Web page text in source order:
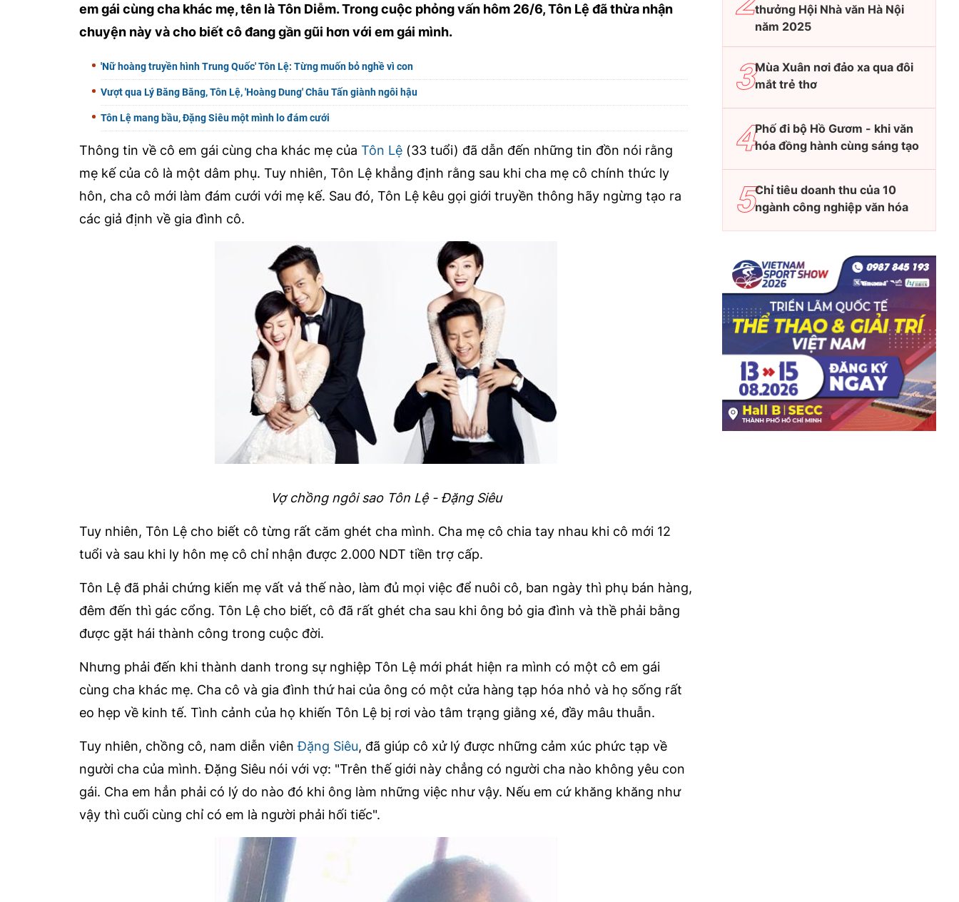
em gái cùng cha khác mẹ, tên là Tôn Diễm. Trong cuộc phỏng vấn hôm 26/6, Tôn Lệ đã thừa nhận
chuyện này và cho biết cô đang gần gũi hơn với em gái mình.
'Nữ hoàng truyền hình Trung Quốc' Tôn Lệ: Từng muốn bỏ nghề vì con
Vượt qua Lý Băng Băng, Tôn Lệ, 'Hoàng Dung' Châu Tấn giành ngôi hậu
Tôn Lệ mang bầu, Đặng Siêu một mình lo đám cưới
Thông tin về cô em gái cùng cha khác mẹ của Tôn Lệ (33 tuổi) đã dẫn đến những tin đồn nói rằng
mẹ kế của cô là một dâm phụ. Tuy nhiên, Tôn Lệ khẳng định rằng sau khi cha mẹ cô chính thức ly
hôn, cha cô mới làm đám cưới với mẹ kế. Sau đó, Tôn Lệ kêu gọi giới truyền thông hãy ngừng tạo ra
các giả định về gia đình cô.
Vợ chồng ngôi sao Tôn Lệ - Đặng Siêu
Tuy nhiên, Tôn Lệ cho biết cô từng rất căm ghét cha mình. Cha mẹ cô chia tay nhau khi cô mới 12
tuổi và sau khi ly hôn mẹ cô chỉ nhận được 2.000 NDT tiền trợ cấp.
Tôn Lệ đã phải chứng kiến mẹ vất vả thế nào, làm đủ mọi việc để nuôi cô, ban ngày thì phụ bán hàng,
đêm đến thì gác cổng. Tôn Lệ cho biết, cô đã rất ghét cha sau khi ông bỏ gia đình và thề phải bằng
được gặt hái thành công trong cuộc đời.
Nhưng phải đến khi thành danh trong sự nghiệp Tôn Lệ mới phát hiện ra mình có một cô em gái
cùng cha khác mẹ. Cha cô và gia đình thứ hai của ông có một cửa hàng tạp hóa nhỏ và họ sống rất
eo hẹp về kinh tế. Tình cảnh của họ khiến Tôn Lệ bị rơi vào tâm trạng giằng xé, đầy mâu thuẫn.
Tuy nhiên, chồng cô, nam diễn viênĐặng Siêu, đã giúp cô xử lý được những cảm xúc phức tạp về
người cha của mình. Đặng Siêu nói với vợ: "Trên thế giới này chẳng có người cha nào không yêu con
gái. Cha em hẳn phải có lý do nào đó khi ông làm những việc như vậy. Nếu em cứ khăng khăng như
vậy thì cuối cùng chỉ có em là người phải hối tiếc".
thưởng Hội Nhà văn Hà Nội
năm 2025
Mùa Xuân nơi đảo xa qua đôi
mắt trẻ thơ
Phố đi bộ Hồ Gươm - khi văn
hóa đồng hành cùng sáng tạo
Chỉ tiêu doanh thu của 10
ngành công nghiệp văn hóa